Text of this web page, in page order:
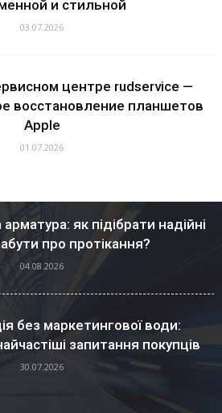
и стильной
03.07.2026
центре rudservice —
восстановление планшетов
Apple
01.07.2026
як підібрати надійні
про протікання?
04.08.2026
без маркетингової води:
запитання покупців
30.07.2026